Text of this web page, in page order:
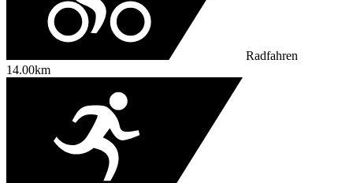
Radfahren
14.00km